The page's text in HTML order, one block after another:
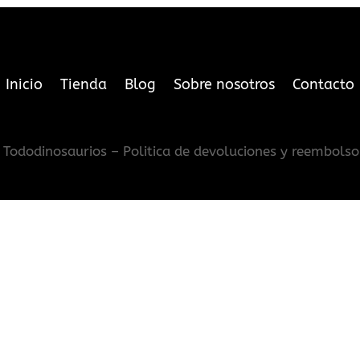
Inicio Tienda Blog Sobre nosotros Contacto
– Politica de devoluciones y